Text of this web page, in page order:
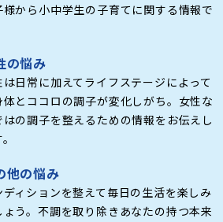
様から小中学生の子育てに関する情報で
の悩み
は日常に加えてライフステージによって
体とココロの調子が変化しがち。女性な
はの調子を整えるための情報をお伝えし
他の悩み
ディションを整えて毎日の生活を楽しみ
ょう。不調を取り除きあなたの持つ本来